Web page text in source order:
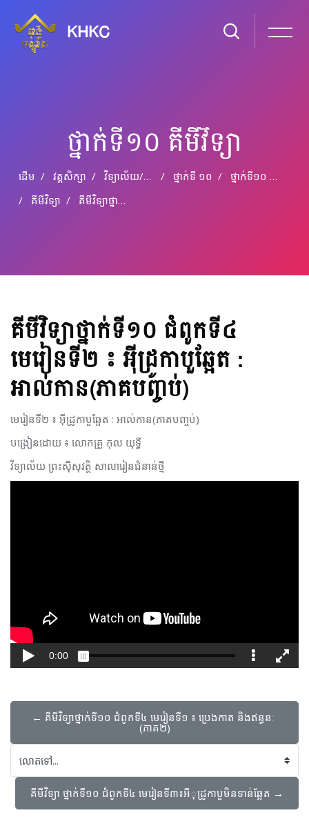
KHKC
ថ្នាក់ទី១០ គីមីវិទ្យា
ដើម វគ្គសិក្សា វិទ្យាល័យ​/​មធ្យម​សិក្សា​ទុតិយភូមិ ថ្នាក់​ទី ១០
ថ្នាក់ទី១០ គីមីវិទ្យា
គីមីវិទ្យា
គីមីវិទ្យា​ថ្នាក់ទី១០​ ជំពូក​ទី៤​ មេរៀន​ទី​២​ ៖ អ៊ីដ្រូកាបួឆ្អែត : អាល់កាន​(ភាគបញ្ចប់)
គីមីវិទ្យា​ថ្នាក់ទី១០​ ជំពូក​ទី៤​
មេរៀន​ទី​២​ ៖ អ៊ីដ្រូកាបួឆ្អែត :
អាល់កាន​(ភាគបញ្ចប់)
មេរៀន​ទី​២​ ៖ អ៊ីដ្រូកាបួឆ្អែត : អាល់កាន​(ភាគបញ្ចប់)
បង្រៀន​ដោយ​ ៖​ លោក​គ្រូ​ កុល​ យុទ្ធី​
វិទ្យាល័យ ព្រះស៊ីសុវត្ថិ សាលារៀនជំនាន់ថ្មី​
← គីមីវិទ្យា​ថ្នាក់ទី១០​ ជំពូក​ទី៤​ មេរៀន​ទី​១​ ៖ ប្រេងកាត និងឥន្ធនៈ
(ភាគ២)​
លោតទៅ...
គីមីវិទ្យា ​ថ្នាក់ទី១០​ ជំពូក​ទី៤​ មេរៀនទី៣៖អីុដ្រូកាបួមិនទាន់ឆ្អែត →